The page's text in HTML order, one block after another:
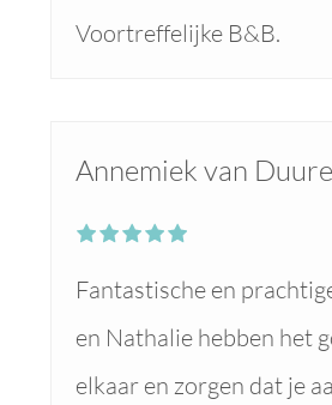
Voortreffelijke B&B.
Annemiek van
Fantastische en
en Nathalie hebben het
elkaar en zorgen dat je